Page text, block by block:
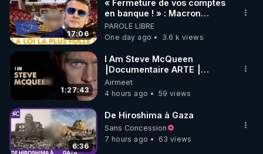
17:06
« Fermeture de vos comptes
en banque ! » : Macron
impose une loi folle !
PAROLE LIBRE
One day ago
3.6 k views
1:27:43
I Am Steve McQueen
⎮Documentaire ARTE ⎮
Cinema
Airmeet
4 hours ago
59 views
6:36
De Hiroshima à Gaza
Sans Concession
7 hours ago
63 views